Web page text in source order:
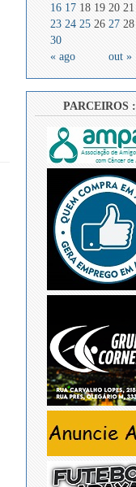
« ago out »
16 17 18 19 20 21
23 24 25 26 27 28
30
PARCEIROS :